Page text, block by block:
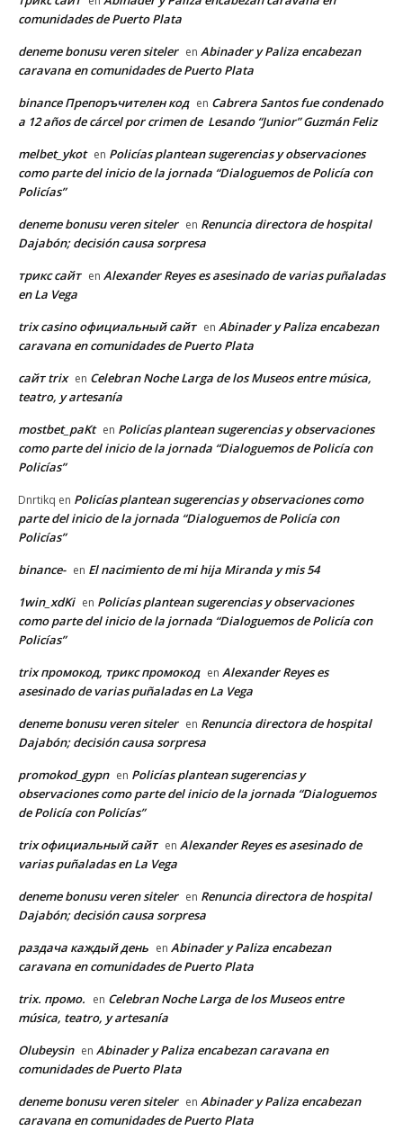
comunidades de Puerto Plata
deneme bonusu veren siteler en Abinader y Paliza encabezan
caravana en comunidades de Puerto Plata
binance Препоръчителен код en Cabrera Santos fue condenado
a 12 años de cárcel por crimen de Lesando “Junior” Guzmán Feliz
melbet_ykot en Policías plantean sugerencias y observaciones
como parte del inicio de la jornada “Dialoguemos de Policía con
Policías”
deneme bonusu veren siteler en Renuncia directora de hospital
Dajabón; decisión causa sorpresa
трикс сайт en Alexander Reyes es asesinado de varias puñaladas
en La Vega
trix casino официальный сайт en Abinader y Paliza encabezan
caravana en comunidades de Puerto Plata
сайт trix en Celebran Noche Larga de los Museos entre música,
teatro, y artesanía
mostbet_paKt en Policías plantean sugerencias y observaciones
como parte del inicio de la jornada “Dialoguemos de Policía con
Policías”
Dnrtikq en Policías plantean sugerencias y observaciones como
parte del inicio de la jornada “Dialoguemos de Policía con
Policías”
binance- en El nacimiento de mi hija Miranda y mis 54
1win_xdKi en Policías plantean sugerencias y observaciones
como parte del inicio de la jornada “Dialoguemos de Policía con
Policías”
trix промокод, трикс промокод en Alexander Reyes es
asesinado de varias puñaladas en La Vega
deneme bonusu veren siteler en Renuncia directora de hospital
Dajabón; decisión causa sorpresa
promokod_gypn en Policías plantean sugerencias y
observaciones como parte del inicio de la jornada “Dialoguemos
de Policía con Policías”
trix официальный сайт en Alexander Reyes es asesinado de
varias puñaladas en La Vega
deneme bonusu veren siteler en Renuncia directora de hospital
Dajabón; decisión causa sorpresa
раздача каждый день en Abinader y Paliza encabezan
caravana en comunidades de Puerto Plata
trix. промо. en Celebran Noche Larga de los Museos entre
música, teatro, y artesanía
Olubeysin en Abinader y Paliza encabezan caravana en
comunidades de Puerto Plata
deneme bonusu veren siteler en Abinader y Paliza encabezan
caravana en comunidades de Puerto Plata